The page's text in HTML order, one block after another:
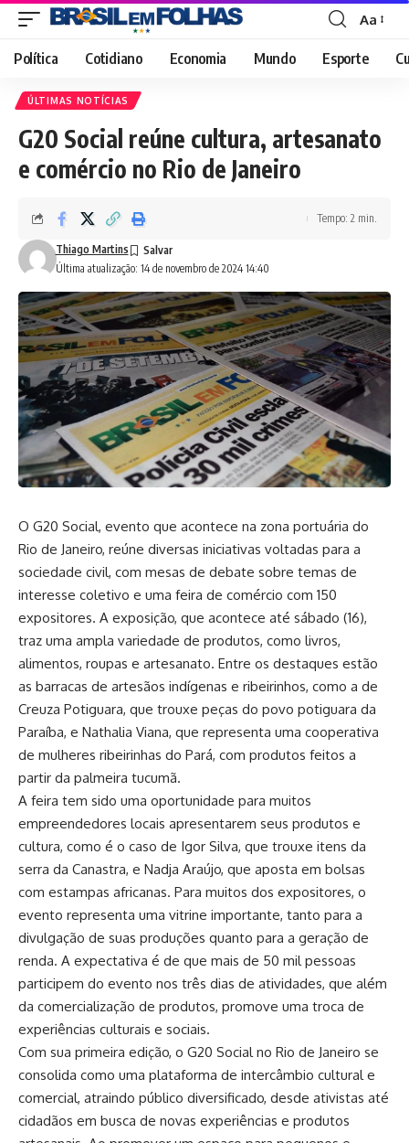
Font
Resizer
Aa
Política Cotidiano Economia Mundo Esporte
ÚLTIMAS NOTÍCIAS
G20 Social reúne cultura, artesanato
e comércio no Rio de Janeiro
Última atualização: 14 de novembro de 2024 14:40
Thiago Martins
Tempo: 2 min.
O G20 Social, evento que acontece na zona portuária do
Rio de Janeiro, reúne diversas iniciativas voltadas para a
sociedade civil, com mesas de debate sobre temas de
interesse coletivo e uma feira de comércio com 150
expositores. A exposição, que acontece até sábado (16),
traz uma ampla variedade de produtos, como livros,
alimentos, roupas e artesanato. Entre os destaques estão
as barracas de artesãos indígenas e ribeirinhos, como a de
Creuza Potiguara, que trouxe peças do povo potiguara da
Paraíba, e Nathalia Viana, que representa uma cooperativa
de mulheres ribeirinhas do Pará, com produtos feitos a
partir da palmeira tucumã.
A feira tem sido uma oportunidade para muitos
empreendedores locais apresentarem seus produtos e
cultura, como é o caso de Igor Silva, que trouxe itens da
serra da Canastra, e Nadja Araújo, que aposta em bolsas
com estampas africanas. Para muitos dos expositores, o
evento representa uma vitrine importante, tanto para a
divulgação de suas produções quanto para a geração de
renda. A expectativa é de que mais de 50 mil pessoas
participem do evento nos três dias de atividades, que além
da comercialização de produtos, promove uma troca de
experiências culturais e sociais.
Com sua primeira edição, o G20 Social no Rio de Janeiro se
consolida como uma plataforma de intercâmbio cultural e
comercial, atraindo público diversificado, desde ativistas até
cidadãos em busca de novas experiências e produtos